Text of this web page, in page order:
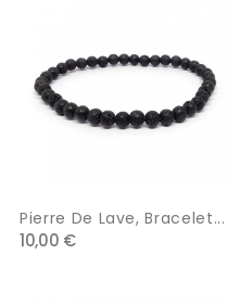
Pierre De Lave, Bracelet...
10,00 €